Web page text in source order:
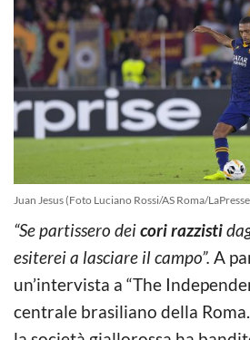
Juan Jesus (Foto Luciano Rossi/AS Roma/
“Se partissero deicori razzisti
esiterei a lasciare il campo”. A
un’intervista a “The
centrale brasiliano della